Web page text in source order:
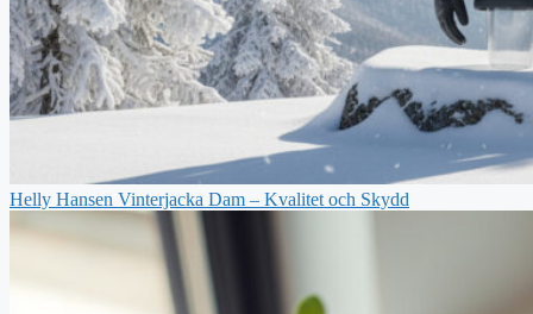
Helly Hansen Vinterjacka Dam – Kvalitet och Skydd